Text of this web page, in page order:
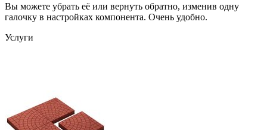
Вы можете убрать её или вернуть обратно, изменив одну
галочку в настройках компонента. Очень удобно.
Услуги